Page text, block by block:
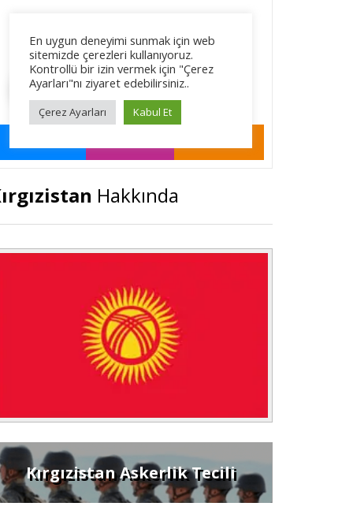
Hakkında
Kırgızistan Askerlik Tecili